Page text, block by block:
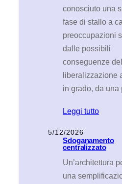
conosciuto una
fase di stallo a
preoccupazioni
dalle possibili
conseguenze
liberalizzazione
in grado, da
Leggi tutto
5/12/2026
Sdoganamento
centralizzato
Un’architettura
una